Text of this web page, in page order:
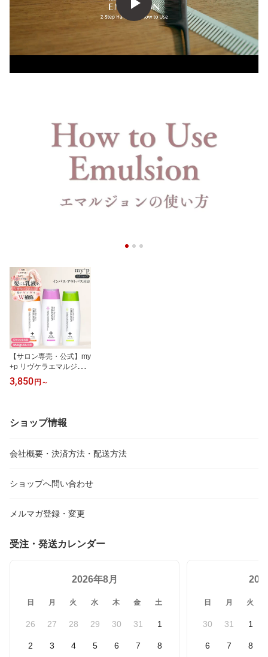
【サロン専売・公式】my
+p リヴケラエマルジョ
ン 美容師推奨 ヘアミル
ク エマルジョン 洗い流
ml 1000ml 夏の紫外線
ダメージや強い冷房の乾
3,850 円 ～
ショップ情報
会社概要・決済方法・配送方法
ショップへ問い合わせ
メルマガ登録・変更
受注・発送カレンダー
2026年8月
日 月 火 水 木 金 土
26 27 28 29 30 31 1
2 3 4 5 6 7 8
日 月 火
30 31 1
6 7 8